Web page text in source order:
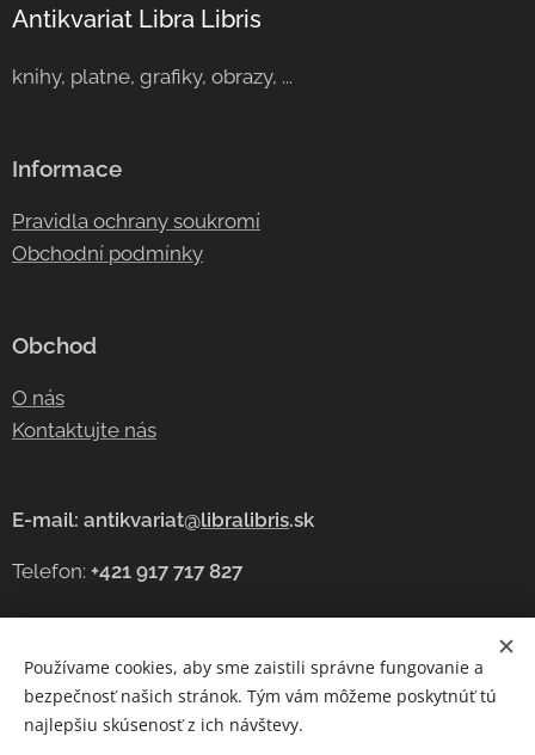
Antikvariat Libra Libris
knihy, platne, grafiky, obrazy, ...
Informace
Pravidla ochrany soukromí
Obchodní podmínky
Obchod
O nás
Kontaktujte nás
E-mail: antikvariat@libralibris.sk
Telefon: +421 917 717 827
Cookies
Jazyky
Používame cookies, aby sme zaistili správne fungovanie a
bezpečnosť našich stránok. Tým vám môžeme poskytnúť tú
najlepšiu skúsenosť z ich návštevy.